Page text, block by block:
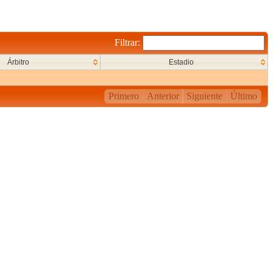
Filtrar:
Árbitro Estadio
Primero Anterior Siguiente Último